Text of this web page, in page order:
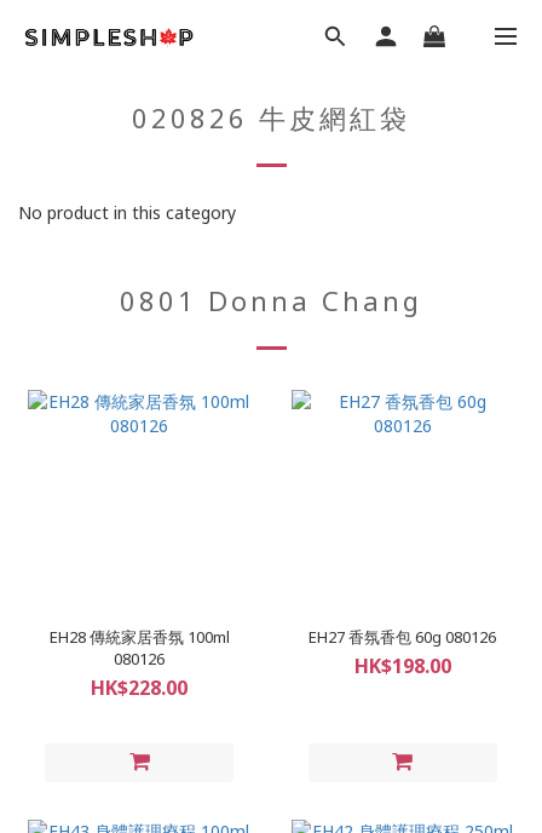
020826 牛皮網紅袋
No product in this category
0801 Donna Chang
EH28 傳統家居香氛 100ml
080126
HK$228.00
EH27 香氛香包 60g 080126
HK$198.00